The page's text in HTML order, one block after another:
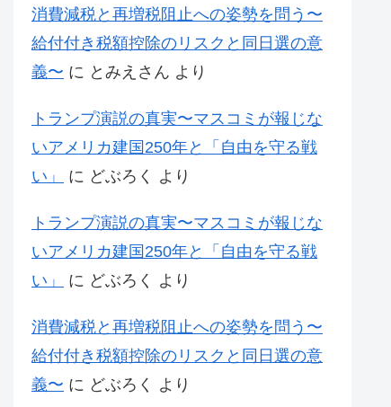
消費減税と再増税阻止への姿勢を問う〜
給付付き税額控除のリスクと同日選の意
義〜 に とみえさん より
トランプ演説の真実〜マスコミが報じな
いアメリカ建国250年と「自由を守る戦
い」
に どぶろく より
トランプ演説の真実〜マスコミが報じな
いアメリカ建国250年と「自由を守る戦
い」
に どぶろく より
消費減税と再増税阻止への姿勢を問う〜
給付付き税額控除のリスクと同日選の意
義〜 に どぶろく より